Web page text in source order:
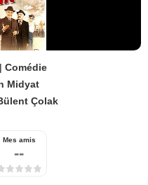
| Comédie
Midyat
Çolak
Mes amis
--